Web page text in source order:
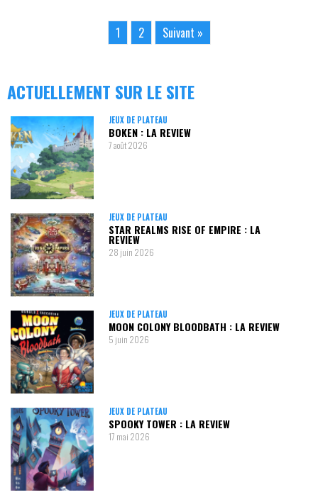
1 2 Suivant »
ACTUELLEMENT SUR LE SITE
JEUX DE PLATEAU
BOKEN : LA REVIEW
7 août 2026
JEUX DE PLATEAU
STAR REALMS RISE OF EMPIRE : LA
REVIEW
28 juin 2026
JEUX DE PLATEAU
MOON COLONY BLOODBATH : LA REVIEW
5 juin 2026
JEUX DE PLATEAU
SPOOKY TOWER : LA REVIEW
17 mai 2026